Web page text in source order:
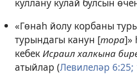
«Гөнаһ йолу корбаны
турындагы канун [тора]»
кебекИсраил халкына
атыйлар (Левилеләр 6:25;